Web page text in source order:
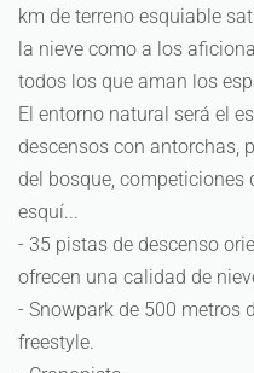
km de terreno esquiable
la nieve como a los
todos los que aman los
El entorno natural será el
descensos con antorchas,
del bosque, competiciones
esquí...
- 35 pistas de descenso
ofrecen una calidad de
- Snowpark de 500 metros
freestyle.